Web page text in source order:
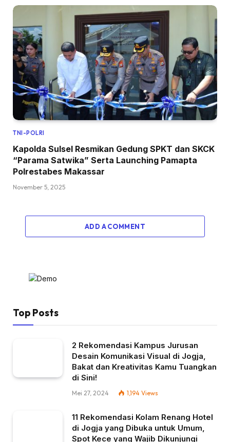
TNI-POLRI
Kapolda Sulsel Resmikan Gedung SPKT dan SKCK
“Parama Satwika” Serta Launching Pamapta
Polrestabes Makassar
November 5, 2025
ADD A COMMENT
Top Posts
2 Rekomendasi Kampus Jurusan
Desain Komunikasi Visual di Jogja,
Bakat dan Kreativitas Kamu Tuangkan
di Sini!
Mei 27, 2024 1,194 Views
11 Rekomendasi Kolam Renang Hotel
di Jogja yang Dibuka untuk Umum,
Spot Kece yang Wajib Dikunjungi